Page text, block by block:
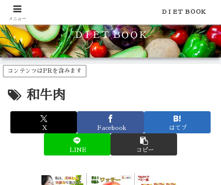
食品のカロリーや糖質などの栄養素がわかる！健康やダイエットに
ＤＩＥＴ ＢＯＯＫ
コンテンツはPRを含みます
和牛肉
X Facebook はてブ
LINE コピー
メニュー
ＤＩＥＴ ＢＯＯＫ